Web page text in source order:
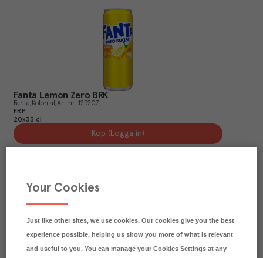
Fanta Lemon Zero BRK
Fanta Kolonial Art.nr. 125207
FRP
20x33 cl
Köp (Logga in)
Your Cookies
Just like other sites, we use cookies. Our cookies give you the best
experience possible, helping us show you more of what is relevant
and useful to you. You can manage yourCookies Settings at any